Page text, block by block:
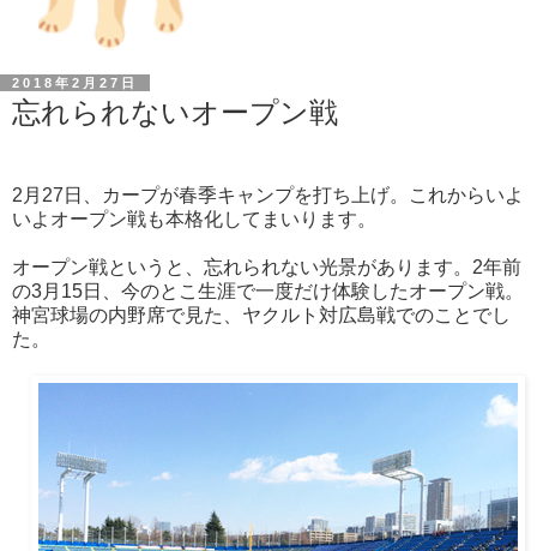
2018年2月27日
忘れられないオープン戦
2月27日、カープが春季キャンプを打ち上げ。これからいよ
いよオープン戦も本格化してまいります。
オープン戦というと、忘れられない光景があります。2年前
の3月15日、今のとこ生涯で一度だけ体験したオープン戦。
神宮球場の内野席で見た、ヤクルト対広島戦でのことでし
た。